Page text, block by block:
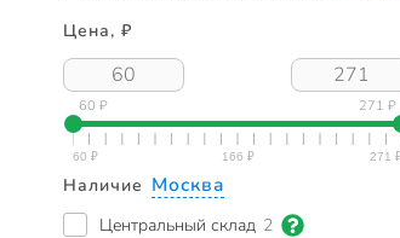
Цена, ₽
60 ₽ 271 ₽
Наличие Москва
Центральный склад 2